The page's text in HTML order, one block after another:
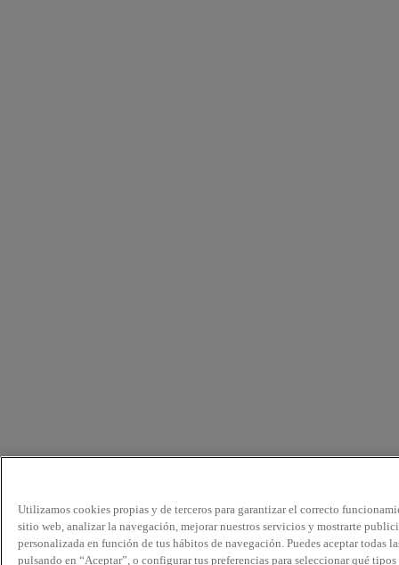
Utilizamos cookies propias y de terceros para garantizar el correcto
sitio web, analizar la navegación, mejorar nuestros servicios y mostrarte
personalizada en función de tus hábitos de navegación. Puedes aceptar todas
pulsando en “Aceptar”, o configurar tus preferencias para seleccionar qué tipos